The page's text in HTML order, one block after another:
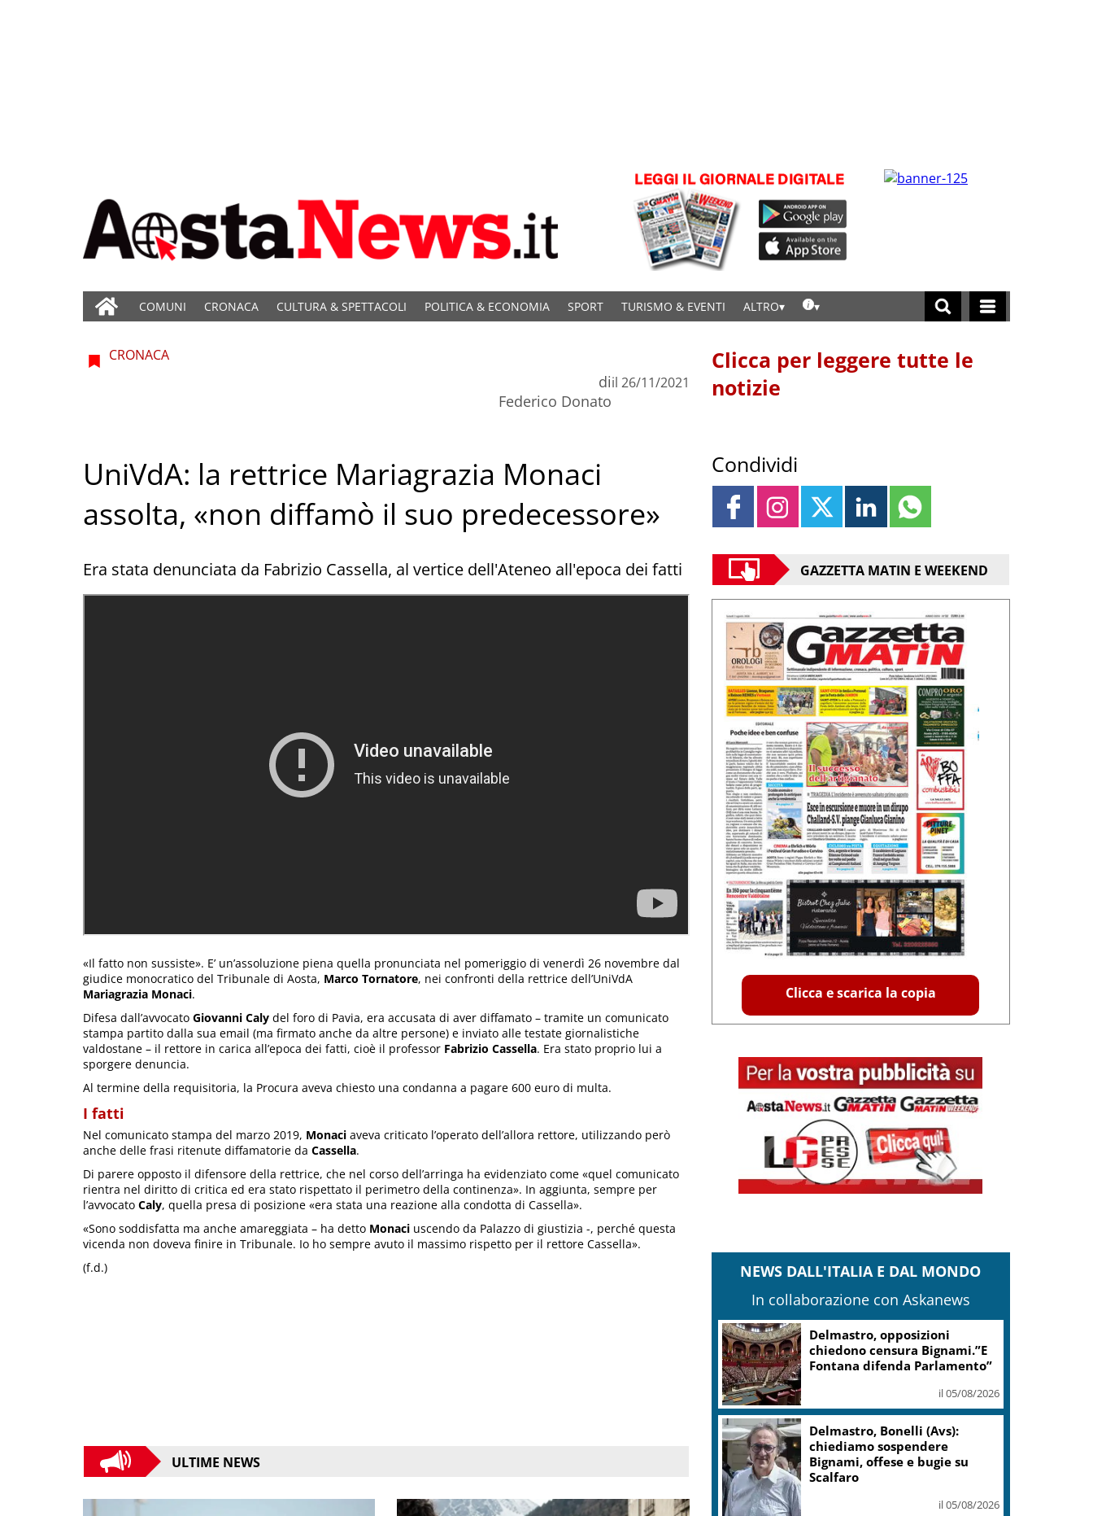
COMUNI CRONACA CULTURA & SPETTACOLI POLITICA & ECONOMIA SPORT TURISMO & EVENTI ALTRO
CRONACA
di
Federico Donato
il 26/11/2021
UniVdA: la rettrice Mariagrazia Monaci
assolta, «non diffamò il suo predecessore»
Era stata denunciata da Fabrizio Cassella, al vertice dell'Ateneo all'epoca dei fatti
«Il fatto non sussiste». E’ un’assoluzione piena quella pronunciata nel pomeriggio di venerdì 26 novembre dal
giudice monocratico del Tribunale di Aosta, Marco Tornatore, nei confronti della rettrice dell’UniVdA
Mariagrazia Monaci.
Difesa dall’avvocato Giovanni Caly del foro di Pavia, era accusata di aver diffamato – tramite un comunicato
stampa partito dalla sua email (ma firmato anche da altre persone) e inviato alle testate giornalistiche
valdostane – il rettore in carica all’epoca dei fatti, cioè il professor Fabrizio Cassella. Era stato proprio lui a
sporgere denuncia.
Al termine della requisitoria, la Procura aveva chiesto una condanna a pagare 600 euro di multa.
I fatti
Nel comunicato stampa del marzo 2019, Monaci aveva criticato l’operato dell’allora rettore, utilizzando però
anche delle frasi ritenute diffamatorie da Cassella.
Di parere opposto il difensore della rettrice, che nel corso dell’arringa ha evidenziato come «quel comunicato
rientra nel diritto di critica ed era stato rispettato il perimetro della continenza». In aggiunta, sempre per
l’avvocato Caly, quella presa di posizione «era stata una reazione alla condotta di Cassella».
«Sono soddisfatta ma anche amareggiata – ha detto Monaci uscendo da Palazzo di giustizia -, perché questa
vicenda non doveva finire in Tribunale. Io ho sempre avuto il massimo rispetto per il rettore Cassella».
(f.d.)
ULTIME NEWS
Clicca per leggere tutte le
notizie
Condividi
GAZZETTA MATIN E WEEKEND
Clicca e scarica la copia
NEWS DALL'ITALIA E DAL MONDO
In collaborazione con Askanews
Delmastro, opposizioni
chiedono censura Bignami.”E
Fontana difenda Parlamento”
il 05/08/2026
Delmastro, Bonelli (Avs):
chiediamo sospendere
Bignami, offese e bugie su
Scalfaro
il 05/08/2026